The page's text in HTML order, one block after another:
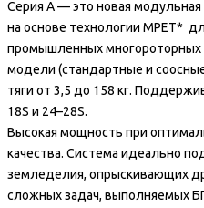
Серия A — это новая модульная
на основе технологии MPET*
промышленных многороторных
модели (стандартные и
тяги от 3,5 до 158 кг.
18S и 24–28S.
Высокая мощность при
качества. Система идеально
земледелия, опрыскивающих
сложных задач, выполняемых